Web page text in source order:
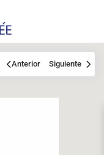
Anterior Siguiente